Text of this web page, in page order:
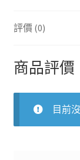
評價 (0)
商品評價
目前